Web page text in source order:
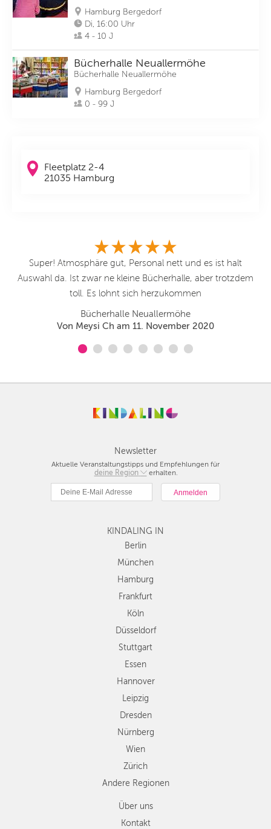
Hamburg Bergedorf
Di, 16:00 Uhr
4 - 10 J
Bücherhalle Neuallermöhe
Bücherhalle Neuallermöhe
Hamburg Bergedorf
0 - 99 J
Fleetplatz 2-4
21035 Hamburg
Super! Atmosphäre gut, Personal nett und es ist halt
Auswahl da. Ist zwar ne kleine Bücherhalle, aber trotzdem
toll. Es lohnt sich herzukommen
Bücherhalle Neuallermöhe
Von Meysi Ch am 11. November 2020
Newsletter
Aktuelle Veranstaltungstipps und Empfehlungen für
deine Region
Berlin
München
Hamburg
Köln
Düsseldorf
Stuttgart
Essen
Dresden
Nürnberg
Wien
Zürich
Andere
Regionen
erhalten.
KINDALING IN
Berlin
München
Hamburg
Frankfurt
Köln
Düsseldorf
Stuttgart
Essen
Hannover
Leipzig
Dresden
Nürnberg
Wien
Zürich
Andere Regionen
Über uns
Kontakt